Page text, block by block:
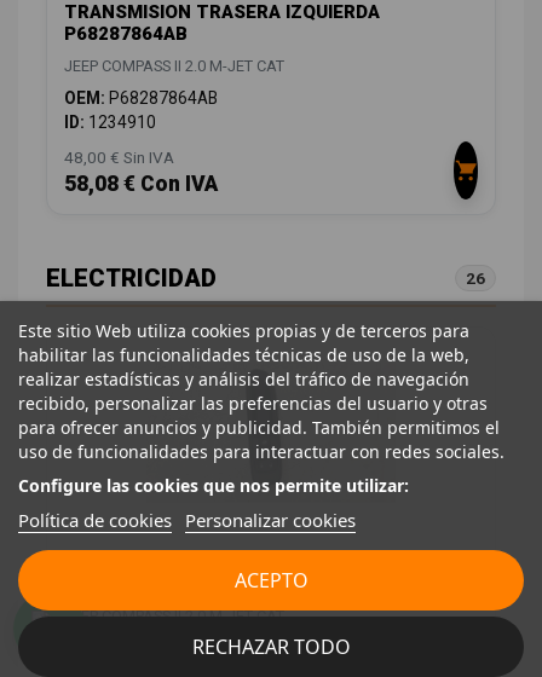
TRANSMISION TRASERA IZQUIERDA
P68287864AB
JEEP COMPASS II 2.0 M-JET CAT
OEM: P68287864AB
ID: 1234910
48,00 € Sin IVA
58,08 € Con IVA
ELECTRICIDAD 26
JEEP COMPASS II 2.0 M-JET CAT
6BZ29LXHAA
Este sitio Web utiliza cookies propias y de terceros para
habilitar las funcionalidades técnicas de uso de la web,
realizar estadísticas y análisis del tráfico de navegación
recibido, personalizar las preferencias del usuario y otras
para ofrecer anuncios y publicidad. También permitimos el
uso de funcionalidades para interactuar con redes sociales.
Configure las cookies que nos permite utilizar:
Política de cookies Personalizar cookies
RECHAZAR TODO
ACEPTO